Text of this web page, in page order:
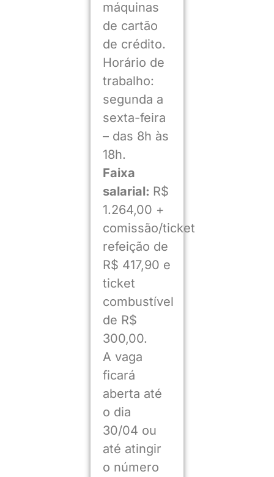
máquinas
de cartão
de crédito.
Horário de
trabalho:
segunda a
sexta-feira
– das 8h às
18h.
Faixa
salarial: R$
1.264,00 +
comissão/ticket
refeição de
R$ 417,90 e
ticket
combustível
de R$
300,00.
A vaga
ficará
aberta até
o dia
30/04 ou
até atingir
o número